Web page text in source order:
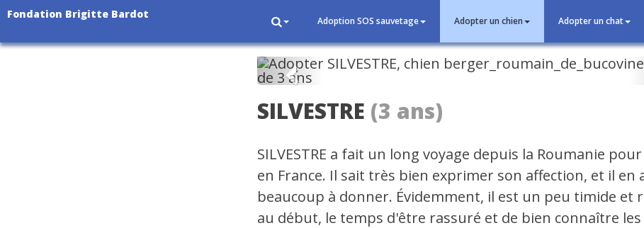
Fondation Brigitte Bardot
Adoption SOS sauvetage Adopter un chien Adopter un chat
Précédent
SILVESTRE (3 ans)
SILVESTRE a fait un long voyage depuis la Roumanie
en France. Il sait très bien exprimer son affection, et il en
beaucoup à donner. Évidemment, il est un peu timide et
au début, le temps d'être rassuré et de bien connaître les